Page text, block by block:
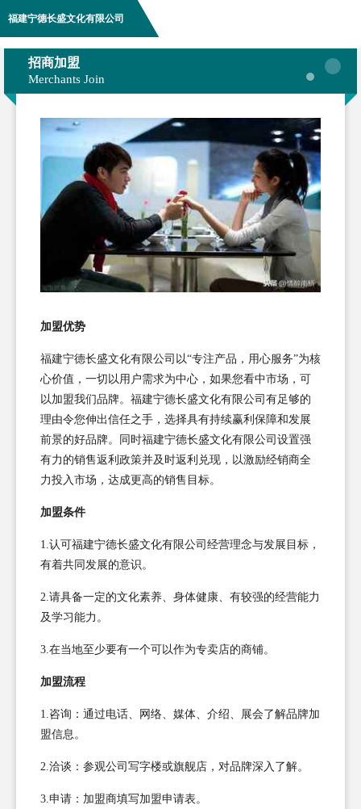
福建宁德长盛文化有限公司
招商加盟
Merchants Join
加盟优势
福建宁德长盛文化有限公司以“专注产品，用心服务”为核
心价值，一切以用户需求为中心，如果您看中市场，可
以加盟我们品牌。福建宁德长盛文化有限公司有足够的
理由令您伸出信任之手，选择具有持续赢利保障和发展
前景的好品牌。同时福建宁德长盛文化有限公司设置强
有力的销售返利政策并及时返利兑现，以激励经销商全
力投入市场，达成更高的销售目标。
加盟条件
1.认可福建宁德长盛文化有限公司经营理念与发展目标，
有着共同发展的意识。
2.请具备一定的文化素养、身体健康、有较强的经营能力
及学习能力。
3.在当地至少要有一个可以作为专卖店的商铺。
加盟流程
1.咨询：通过电话、网络、媒体、介绍、展会了解品牌加
盟信息。
2.洽谈：参观公司写字楼或旗舰店，对品牌深入了解。
3.申请：加盟商填写加盟申请表。